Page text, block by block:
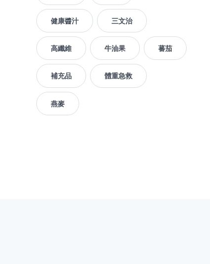
健康醬汁 三文治
高纖維 牛油果 蕃茄
補充品 體重急救
燕麥